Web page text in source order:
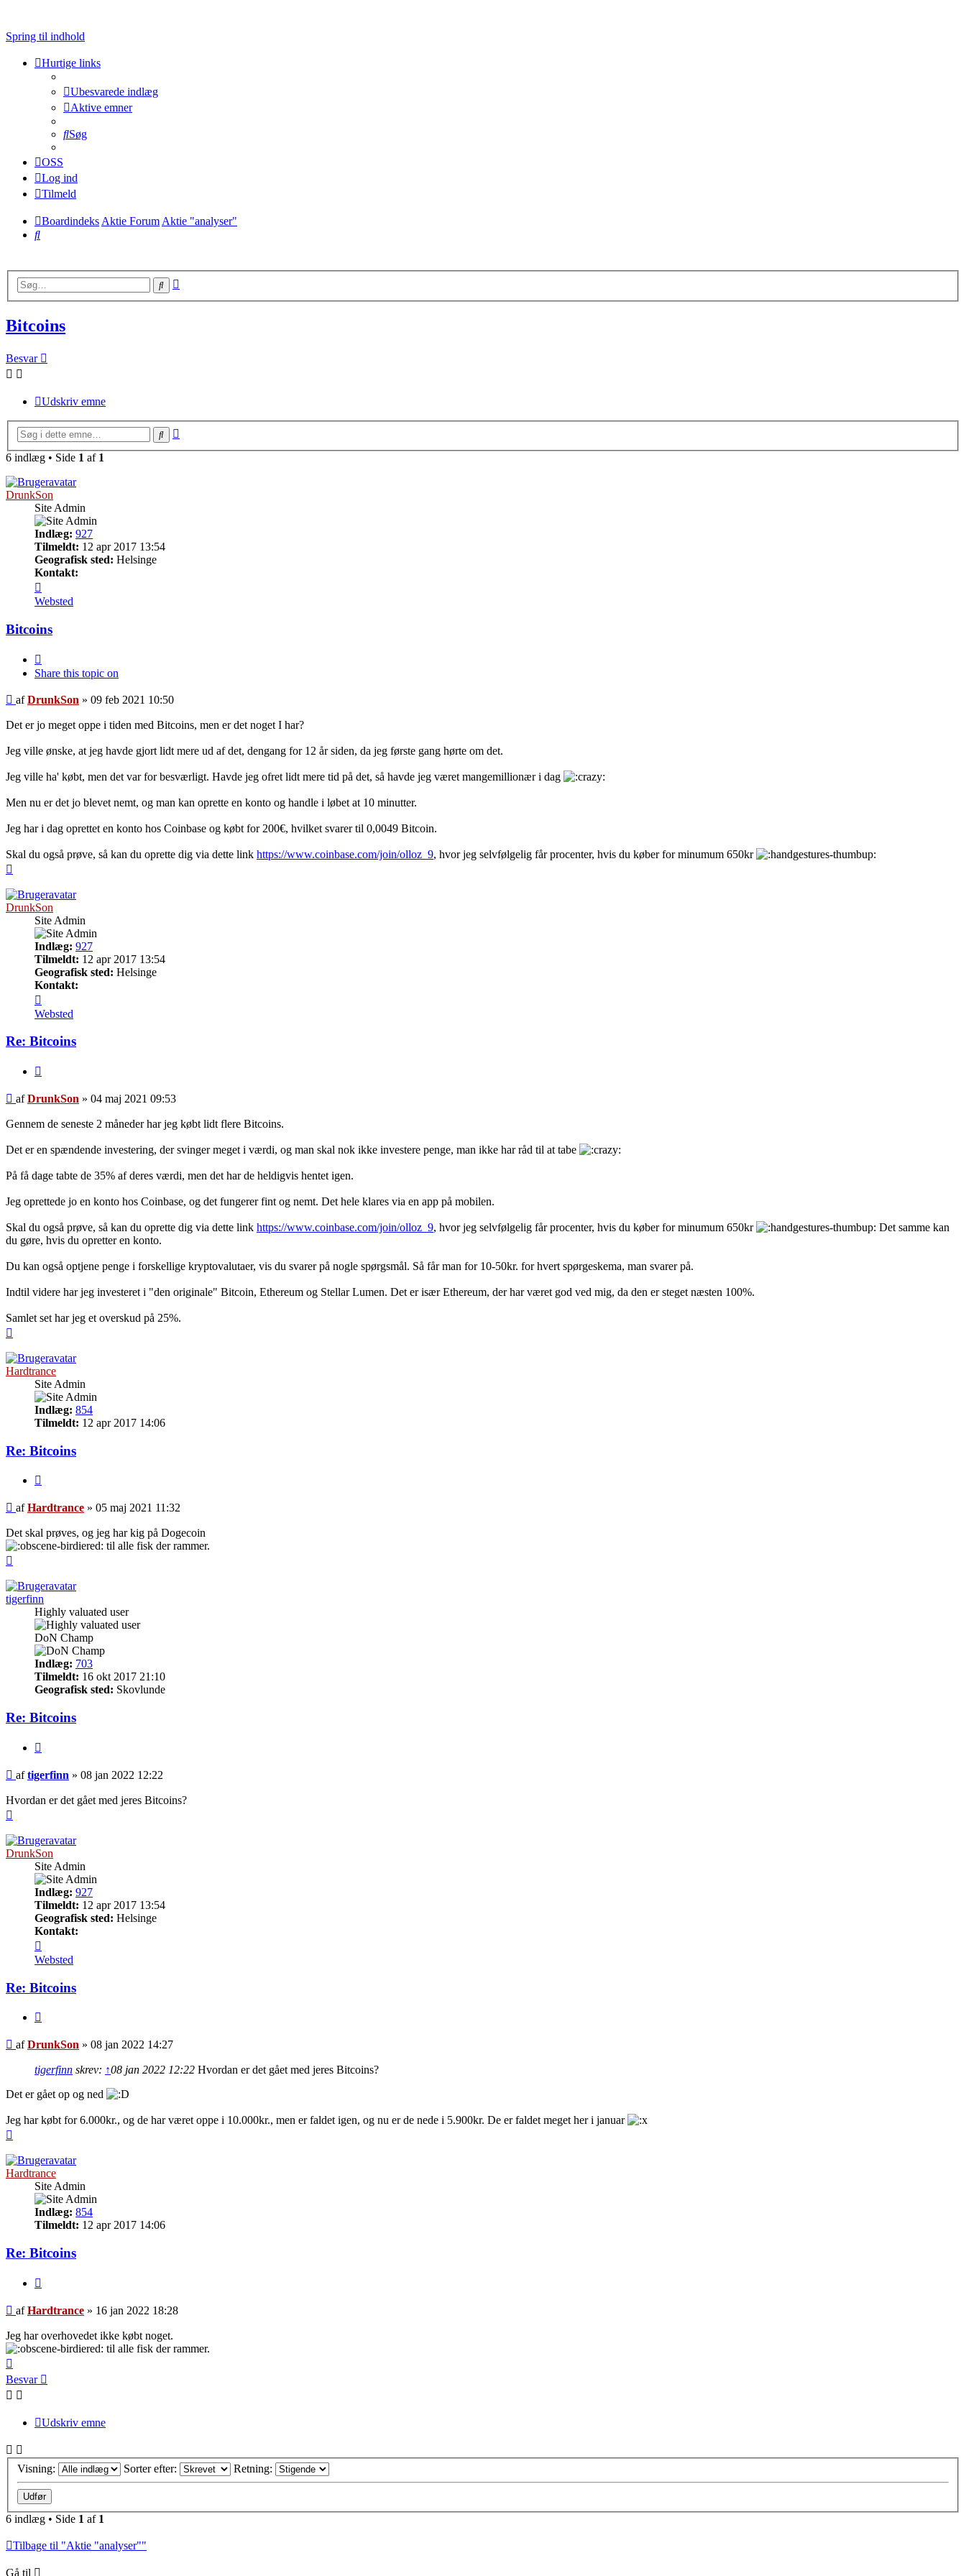
Spring til indhold
Hurtige links
Ubesvarede indlæg
Aktive emner
Søg
OSS
Log ind
Tilmeld
Boardindeks Aktie Forum Aktie "analyser"
Søg
Søg
Bitcoins
Besvar
Udskriv emne
Søg
6 indlæg • Side 1 af 1
DrunkSon
Site Admin
Indlæg: 927
Tilmeldt: 12 apr 2017 13:54
Geografisk sted: Helsinge
Kontakt:
DrunkSon
Websted
Bitcoins
Share this topic on
Indlæg
afDrunkSon » 09 feb 2021 10:50
Det er jo meget oppe i tiden med Bitcoins, men er det noget I har?
Jeg ville ønske, at jeg havde gjort lidt mere ud af det, dengang for 12 år siden, da jeg første gang hørte om det.
Jeg ville ha' købt, men det var for besværligt. Havde jeg ofret lidt mere tid på det, så havde jeg været mangemillionær i dag
Men nu er det jo blevet nemt, og man kan oprette en konto og handle i løbet at 10 minutter.
Jeg har i dag oprettet en konto hos Coinbase og købt for 200€, hvilket svarer til 0,0049 Bitcoin.
Skal du også prøve, så kan du oprette dig via dette link https://www.coinbase.com/join/olloz_9, hvor jeg selvfølgelig får procenter, hvis du køber for minumum 650kr
DrunkSon
Site Admin
Indlæg: 927
Tilmeldt: 12 apr 2017 13:54
Geografisk sted: Helsinge
Kontakt:
DrunkSon
Websted
Re: Bitcoins
Indlæg
afDrunkSon » 04 maj 2021 09:53
Gennem de seneste 2 måneder har jeg købt lidt flere Bitcoins.
Det er en spændende investering, der svinger meget i værdi, og man skal nok ikke investere penge, man ikke har råd til at tabe
På få dage tabte de 35% af deres værdi, men det har de heldigvis hentet igen.
Jeg oprettede jo en konto hos Coinbase, og det fungerer fint og nemt. Det hele klares via en app på mobilen.
Skal du også prøve, så kan du oprette dig via dette link https://www.coinbase.com/join/olloz_9, hvor jeg selvfølgelig får procenter, hvis du køber for minumum 650kr
Det samme kan
du gøre, hvis du opretter en konto.
Du kan også optjene penge i forskellige kryptovalutaer, vis du svarer på nogle spørgsmål. Så får man for 10-50kr. for hvert spørgeskema, man svarer på.
Indtil videre har jeg investeret i "den originale" Bitcoin, Ethereum og Stellar Lumen. Det er især Ethereum, der har været god ved mig, da den er steget næsten 100%.
Samlet set har jeg et overskud på 25%.
Hardtrance
Site Admin
Indlæg: 854
Tilmeldt: 12 apr 2017 14:06
Re: Bitcoins
Indlæg
afHardtrance » 05 maj 2021 11:32
Det skal prøves, og jeg har kig på Dogecoin
til alle fisk der rammer.
tigerfinn
Highly valuated user
DoN Champ
Indlæg: 703
Tilmeldt: 16 okt 2017 21:10
Geografisk sted: Skovlunde
Re: Bitcoins
Indlæg
aftigerfinn » 08 jan 2022 12:22
Hvordan er det gået med jeres Bitcoins?
DrunkSon
Site Admin
Indlæg: 927
Tilmeldt: 12 apr 2017 13:54
Geografisk sted: Helsinge
Kontakt:
DrunkSon
Websted
Re: Bitcoins
Indlæg
afDrunkSon » 08 jan 2022 14:27
tigerfinn skrev: ↑08 jan 2022 12:22 Hvordan er det gået med jeres Bitcoins?
Det er gået op og ned
Jeg har købt for 6.000kr., og de har været oppe i 10.000kr., men er faldet igen, og nu er de nede i 5.900kr. De er faldet meget her i januar
Hardtrance
Site Admin
Indlæg: 854
Tilmeldt: 12 apr 2017 14:06
Re: Bitcoins
Indlæg
afHardtrance » 16 jan 2022 18:28
Jeg har overhovedet ikke købt noget.
til alle fisk der rammer.
Besvar
Udskriv emne
Visning: Sorter efter: Retning:
6 indlæg • Side 1 af 1
Tilbage til "Aktie "analyser""
Gå til